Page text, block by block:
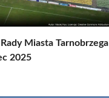
Miasta Tarnobrzega
2025